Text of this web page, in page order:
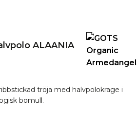
ALAANIA
tröja med halvpolokrage i
bomull.